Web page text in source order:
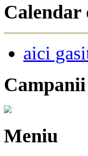
Calendar
aici
Meniu